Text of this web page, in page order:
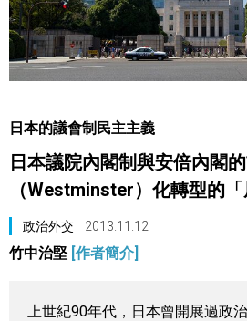
深度報導
日本指南
視覺日本
臺灣香港
日本的議會制民主主義
日本議院內閣制與安倍內閣
（Westminster）化轉型的「
政治外交 2013.11.12
竹中治堅 [作者簡介]
上世紀90年代，日本曾開展過政